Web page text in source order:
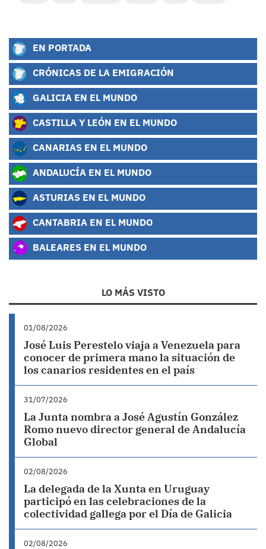
EN PORTADA
CRÓNICAS DE LA EMIGRACIÓN
GALICIA EN EL MUNDO
CASTILLA Y LEÓN EN EL MUNDO
CANARIAS EN EL MUNDO
ANDALUCÍA EN EL MUNDO
ASTURIAS EN EL MUNDO
CANTABRIA EN EL MUNDO
BALEARES EN EL MUNDO
LO MÁS VISTO
01/08/2026
José Luis Perestelo viaja a Venezuela para
conocer de primera mano la situación de
los canarios residentes en el país
31/07/2026
La Junta nombra a José Agustín González
Romo nuevo director general de Andalucía
Global
02/08/2026
La delegada de la Xunta en Uruguay
participó en las celebraciones de la
colectividad gallega por el Día de Galicia
02/08/2026